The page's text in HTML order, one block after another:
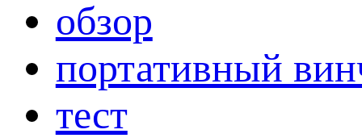
обзор
портативный
тест